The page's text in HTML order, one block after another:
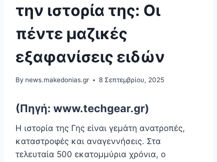
την ιστορία της: Οι
πέντε μαζικές
εξαφανίσεις ειδών
By news.makedonias.gr 8 Σεπτεμβρίου, 2025
(Πηγή: www.techgear.gr)
Η ιστορία της Γης είναι γεμάτη ανατροπές,
καταστροφές και αναγεννήσεις. Στα
τελευταία 500 εκατομμύρια χρόνια, ο